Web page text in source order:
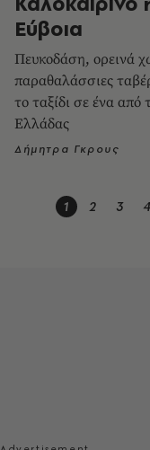
Εύβοια
Πευκοδάση, ορεινά
παραθαλάσσιες
το ταξίδι σε ένα
Ελλάδας
Δήμητρα Γκρους
1 2 3 4